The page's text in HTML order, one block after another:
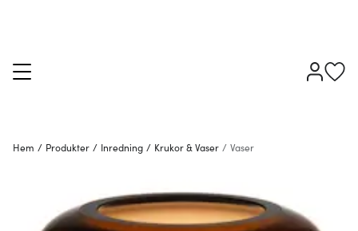
Hem / Produkter / Inredning / Krukor & Vaser / Vaser